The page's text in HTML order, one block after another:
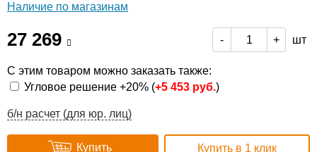
Наличие по магазинам
27 269 - + шт
С этим товаром можно заказать также:
Угловое решение +20% (+5 453 руб.)
б/н расчет (для юр. лиц)
Купить Купить в 1 клик